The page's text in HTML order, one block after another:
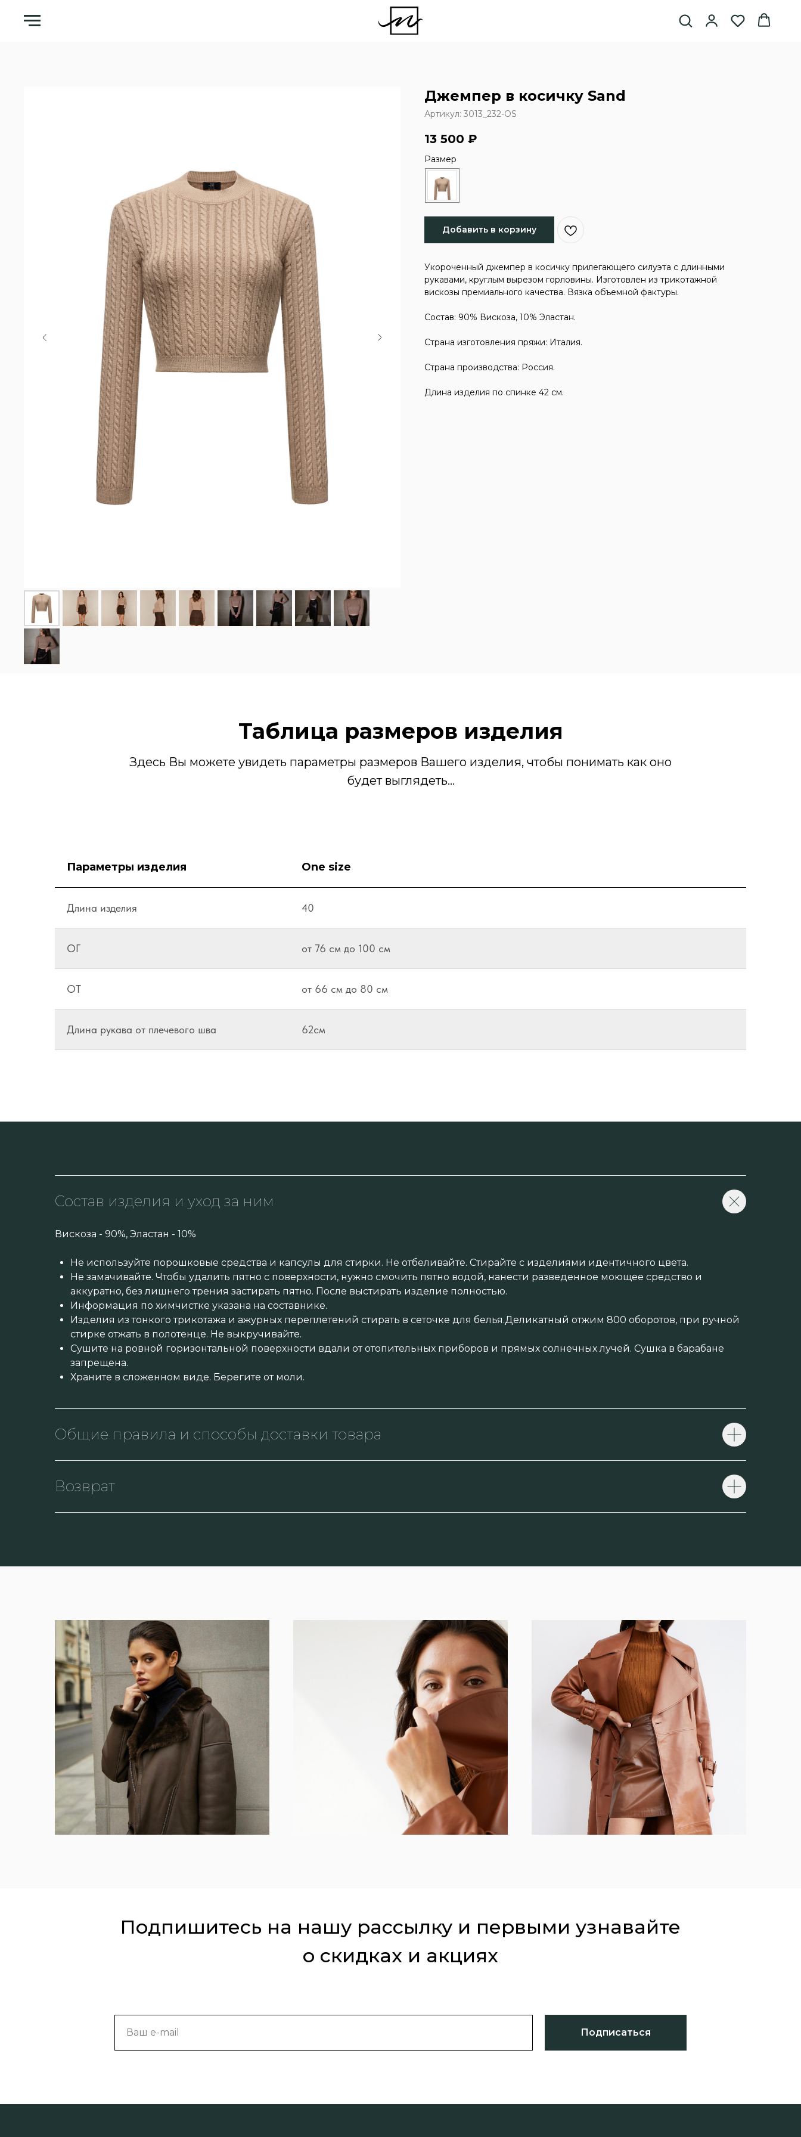
Джемпер в косичку Sand
Артикул: 3013_232-OS
13 500 ₽
Размер
Добавить в корзину
Укороченный джемпер в косичку прилегающего силуэта с длинными
рукавами, круглым вырезом горловины. Изготовлен из трикотажной
вискозы премиального качества. Вязка объемной фактуры.
Состав: 90% Вискоза, 10% Эластан.
Страна изготовления пряжи: Италия.
Страна производства: Россия.
Длина изделия по спинке 42 см.
Таблица размеров изделия
Здесь Вы можете увидеть параметры размеров Вашего изделия, чтобы понимать как оно
будет выглядеть...
Параметры изделия One size
Длина изделия 40
ОГ от 76 см до 100 см
ОТ от 66 см до 80 см
Длина рукава от плечевого шва 62см
Состав изделия и уход за ним
Вискоза - 90%, Эластан - 10%
Не используйте порошковые средства и капсулы для стирки. Не отбеливайте. Стирайте с изделиями идентичного цвета.
Не замачивайте. Чтобы удалить пятно с поверхности, нужно смочить пятно водой, нанести разведенное моющее средство и
аккуратно, без лишнего трения застирать пятно. После выстирать изделие полностью.
Информация по химчистке указана на составнике.
Изделия из тонкого трикотажа и ажурных переплетений стирать в сеточке для белья.Деликатный отжим 800 оборотов, при ручной
стирке отжать в полотенце. Не выкручивайте.
Сушите на ровной горизонтальной поверхности вдали от отопительных приборов и прямых солнечных лучей. Сушка в барабане
запрещена.
Храните в сложенном виде. Берегите от моли.
Общие правила и способы доставки товара
Возврат
Подпишитесь на нашу рассылку и первыми узнавайте
о скидках и акциях
Ваш e-mail Подписаться